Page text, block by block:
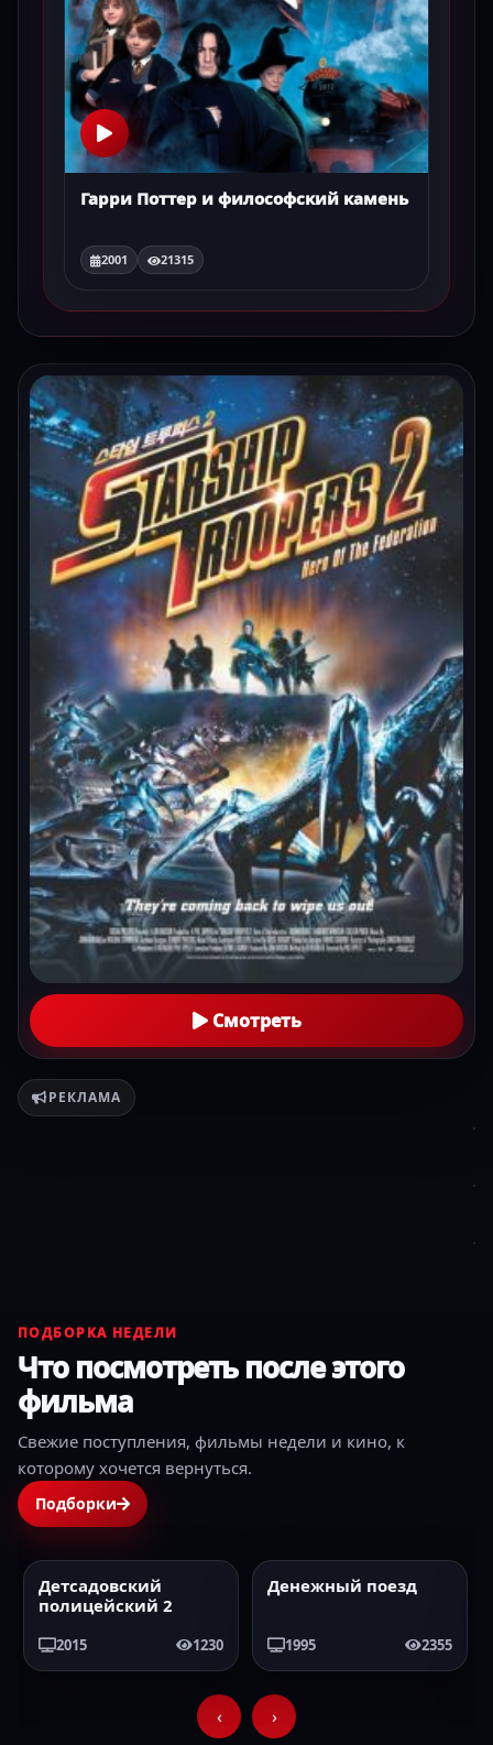
Гарри Поттер и философский камень
2001 21315
Смотреть
РЕКЛАМА
ПОДБОРКА НЕДЕЛИ
Что посмотреть после этого
фильма
Свежие поступления, фильмы недели и кино, к
которому хочется вернуться.
Подборки
2015 HD
Детсадовский
полицейский 2
2015 1230
1995 HD
Денежный поезд
1995 2355
‹ ›